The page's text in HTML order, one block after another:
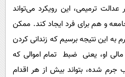
ترمیمی، این رویکرد می‌تواند
و هم برای فرد ایجاد کند. ممکن
این نتیجه برسیم که زندانی کردن
او، یعنی ضبط تمام اموالی که
شده، بتواند بیش از هر اقدام